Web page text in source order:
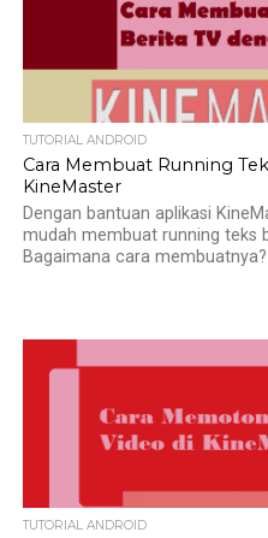
TUTORIAL ANDROID
Cara Membuat Running
KineMaster
Dengan bantuan aplikasi
mudah membuat running teks
Bagaimana cara
TUTORIAL ANDROID